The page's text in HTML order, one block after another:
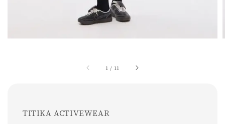
1 / 11
TITIKA ACTIVEWEAR